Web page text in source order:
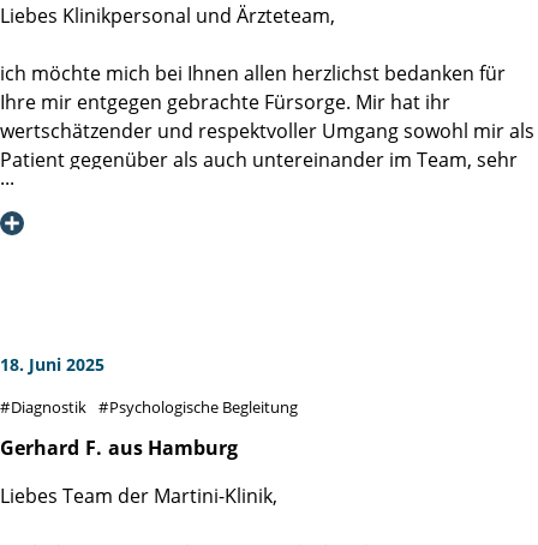
Liebes Klinikpersonal und Ärzteteam,
ich möchte mich bei Ihnen allen herzlichst bedanken für
Ihre mir entgegen gebrachte Fürsorge. Mir hat ihr
wertschätzender und respektvoller Umgang sowohl mir als
Patient gegenüber als auch untereinander im Team, sehr
gut gefallen. Optimismus und Zuversicht tragen in dieser
Situation sehr dazu bei, dass man als Betroffener guter
Auch die direkten Gespräche mit den Ärzten waren immer
Die 6 OP-Vorbereitungskurse kann ich jedem nur ans Herz
(https://www.martini-klinik.de/therapie/op-
18. Juni 2025
Diagnostik Psychologische Begleitung
Gerhard F. aus Hamburg
Liebes Team der Martini-Klinik,